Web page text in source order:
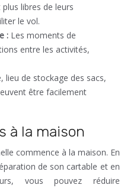
libres de leurs
le vol.
: Les moments de
entre les activités,
lieu de stockage des sacs,
être facilement
à la maison
commence à la maison. En
de son cartable et en
vous pouvez réduire